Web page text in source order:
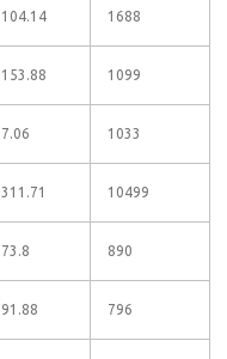
104.14 1688
153.88 1099
7.06 1033
311.71 10499
73.8 890
91.88 796